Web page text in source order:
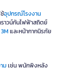
อุปกรณ์โรงงาน
ราวน์กันไฟฟ้าสถิตย์
3Mและหน้ากากนิรภัย
มเช่น พนักพิงหลัง